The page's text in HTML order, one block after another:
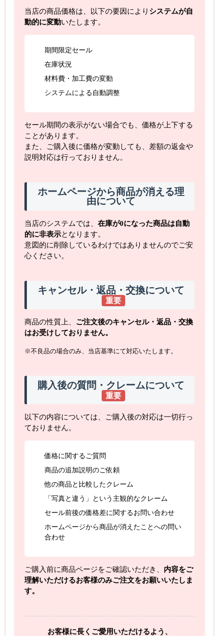
当店の商品価格は、以下の要因により システムが自
動的に変動いたします。
期間限定セール
在庫状況
材料費・加工費の変動
システムによる自動調整
セール期間の表示がない場合でも、価格が上下する
ことがあります。
また、ご購入後に価格が変動しても、差額の返金や
説明対応は行っておりません。
ホームページから商品が消える理
由について
当店のシステムでは、 在庫が0になった商品は自動
的に非表示となります。
意図的に削除しているわけではありませんのでご安
心ください。
キャンセル・返品・交換について
重要
商品の性質上、 ご注文後のキャンセル・返品・交換
はお受けしておりません。
※不良品の場合のみ、当店基準にて対応いたします。
購入後の質問・クレームについて
重要
以下の内容については、ご購入後の対応は一切行っ
ておりません。
価格に関するご質問
商品の追加説明のご依頼
他の商品と比較したクレーム
「写真と違う」という主観的なクレーム
セール前後の価格差に関するお問い合わせ
ホームページから商品が消えたことへの問い
合わせ
ご購入前に商品ページをご確認いただき、 内容をご
理解いただけるお客様のみご注文をお願いいたしま
す。
お客様に長くご愛用いただけるよう、